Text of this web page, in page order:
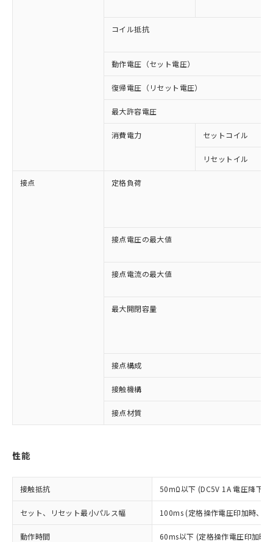
コイル抵抗
動作電圧（セット電圧）
復帰電圧（リセット電圧）
最大許容電圧
消費電力 セットコイル
リセットイル
接点 定格負荷
接点電圧の最大値
接点電流の最大値
最大開閉容量
接点構成
接触機構
接点材質
性能
接触抵抗 50mΩ以下 (DC5V 1A 電圧降下法)
セット、リセット最小パルス幅 100ms (定格操作電圧印加時、
動作時間 60ms以下 (定格操作電圧印加時
以下の条件をお読みいただき、同意のうえ
ご利用ください。
本サービスは、当社制御機器事業取扱
対応済み：EU RoHS指令（10物質）の
非含有に対応した製品が提供可能な商品で
商品です。
対応予定なし：EU RoHS指令（10物質）の
非含有に非対応の商品で、対応品を出す予
定はありません。
調査・確認中：EU RoHS指令（10物質）の
非含有の対応状況を調査中または確認中の
※1 中国RoHS○×表